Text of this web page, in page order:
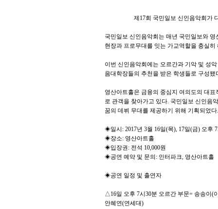
제17회 국민일보 신인음악회가 다음
국민일보 신인음악회는 매년 국민일보와
현장과 프로무대를 잇는 가교역할을 충실
이번 신인음악회에는 오르간과 기악 및 성
음대학장들의 추천을 받은 학생들로 구성
영산아트홀은 금융의 중심지 여의도의 대
로 관객을 찾아가고 있다. 국민일보 신인음
꿈의 데뷔 무대를 제공하기 위해 기획되었다.
◈일시: 2017년 3월 16일(목), 17일(금) 오후
◈장소: 영산아트홀
◈입장권: 전석 10,000원
◈공연 예약 및 문의: 인터파크, 영산아트홀
◈공연 일정 및 출연자
△16일 오후 7시30분 오르간 부문= 송송이(
안혜연(연세대)